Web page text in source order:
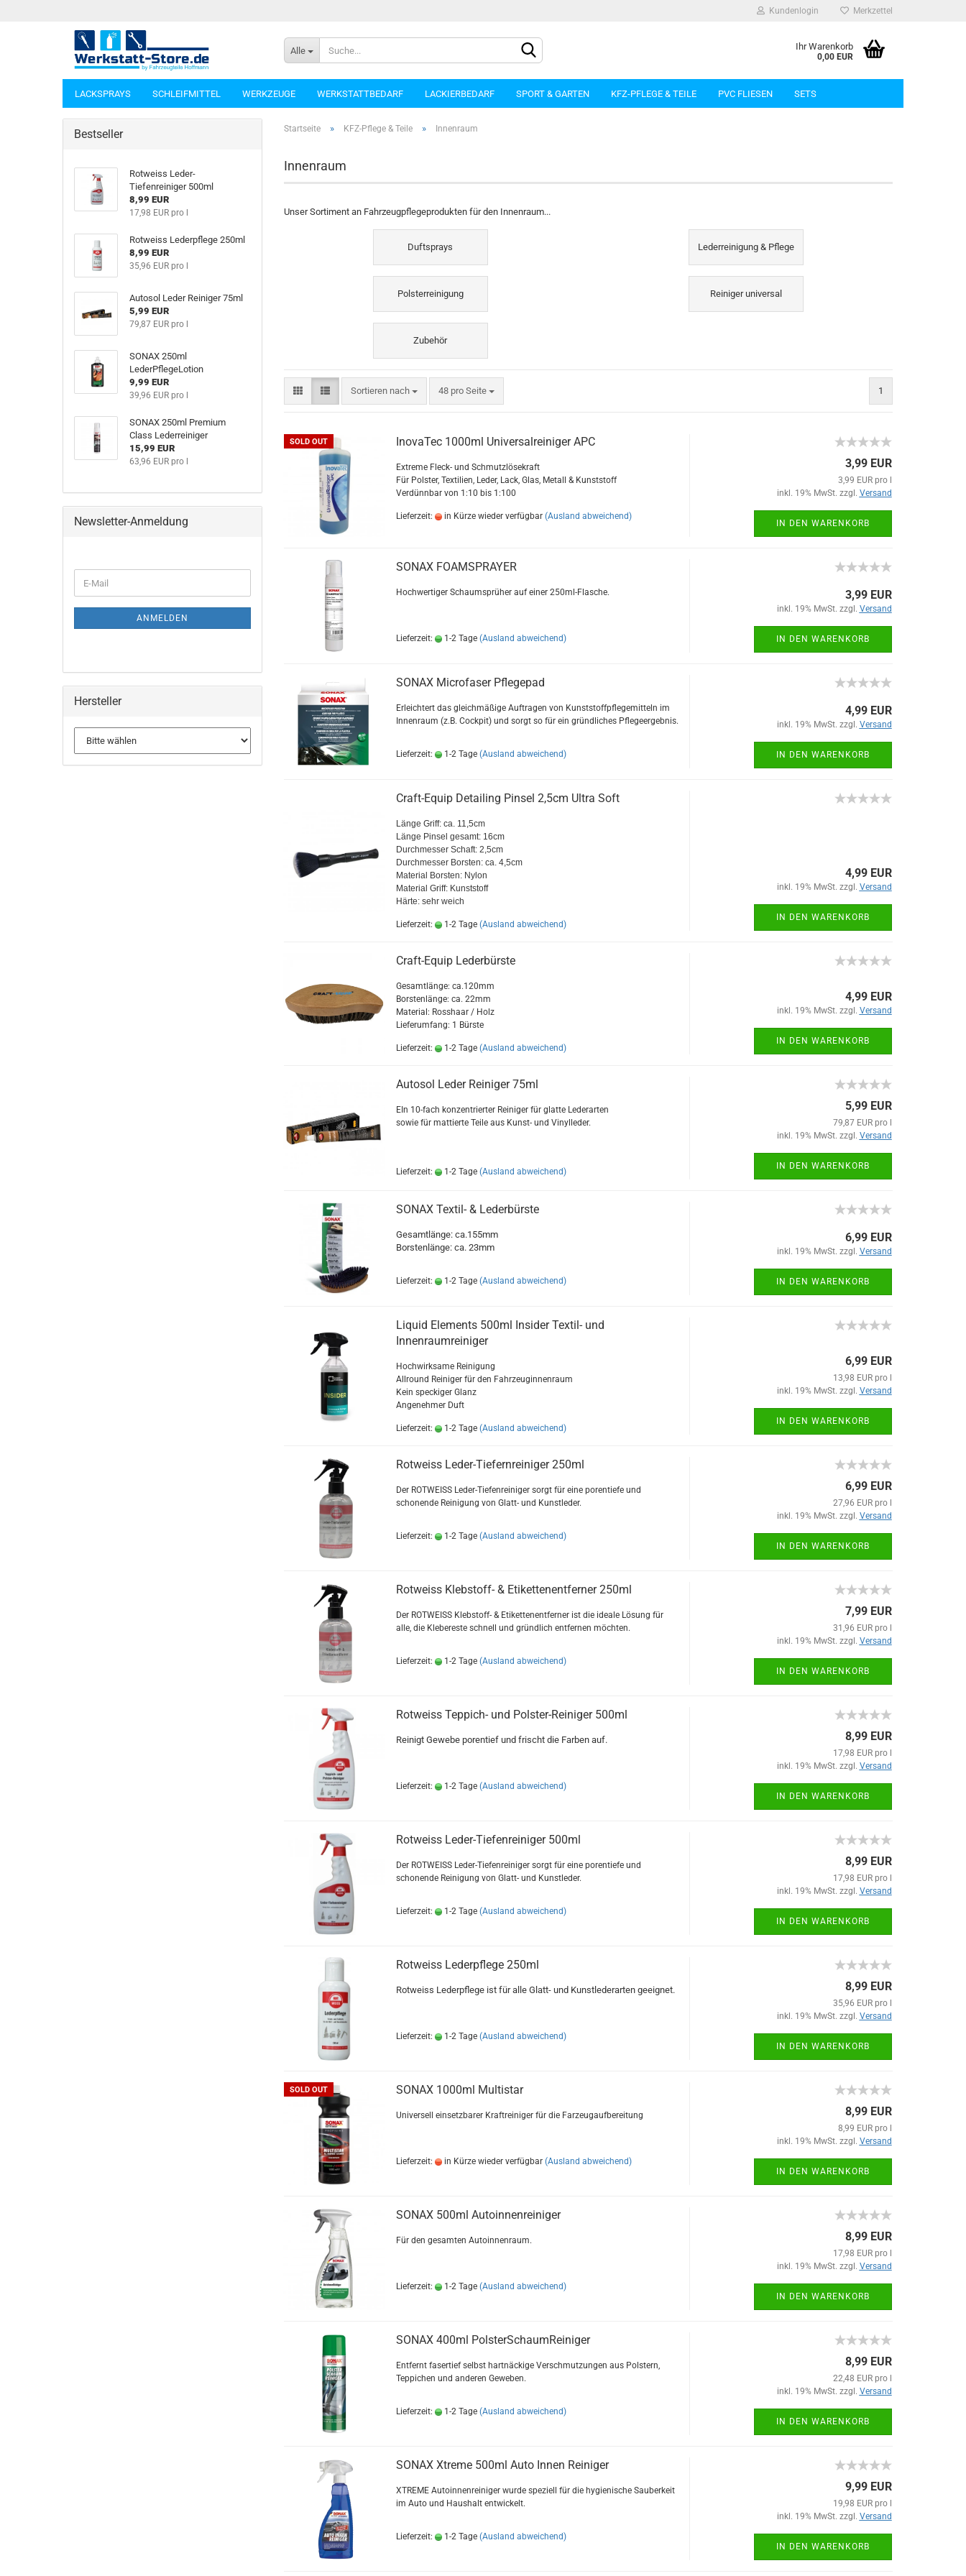
Kundenlogin
Passwort vergessen?
Merkzettel
Alle Ihr Warenkorb
0,00 EUR
LACKSPRAYS SCHLEIFMITTEL WERKZEUGE WERKSTATTBEDARF LACKIERBEDARF SPORT & GARTEN KFZ-PFLEGE & TEILE PVC FLIESEN SETS
Startseite » KFZ-Pflege & Teile » Innenraum
Innenraum
Unser Sortiment an Fahrzeugpflegeprodukten für den Innenraum...
Duftsprays Lederreinigung & Pflege
Polsterreinigung Reiniger universal
Zubehör
Sortieren nach 48 pro Seite 1
SOLD OUT InovaTec 1000ml Universalreiniger APC
Extreme Fleck- und Schmutzlösekraft
Für Polster, Textilien, Leder, Lack, Glas, Metall & Kunststoff
Verdünnbar von 1:10 bis 1:100
Lieferzeit: in Kürze wieder verfügbar (Ausland abweichend)
3,99 EUR
3,99 EUR pro l
inkl. 19% MwSt. zzgl. Versand
IN DEN WARENKORB
SONAX FOAMSPRAYER
Hochwertiger Schaumsprüher auf einer 250ml-Flasche.
Lieferzeit: 1-2 Tage (Ausland abweichend)
3,99 EUR
inkl. 19% MwSt. zzgl. Versand
IN DEN WARENKORB
SONAX Microfaser Pflegepad
Erleichtert das gleichmäßige Auftragen von Kunststoffpflegemitteln im
Innenraum (z.B. Cockpit) und sorgt so für ein gründliches Pflegeergebnis.
Lieferzeit: 1-2 Tage (Ausland abweichend)
4,99 EUR
inkl. 19% MwSt. zzgl. Versand
IN DEN WARENKORB
Craft-Equip Detailing Pinsel 2,5cm Ultra Soft
Länge Griff: ca. 11,5cm
Länge Pinsel gesamt: 16cm
Durchmesser Schaft: 2,5cm
Durchmesser Borsten: ca. 4,5cm
Material Borsten: Nylon
Material Griff: Kunststoff
Härte: sehr weich
Lieferzeit: 1-2 Tage (Ausland abweichend)
4,99 EUR
inkl. 19% MwSt. zzgl. Versand
IN DEN WARENKORB
Craft-Equip Lederbürste
Gesamtlänge: ca.120mm
Borstenlänge: ca. 22mm
Material: Rosshaar / Holz
Lieferumfang: 1 Bürste
Lieferzeit: 1-2 Tage (Ausland abweichend)
4,99 EUR
inkl. 19% MwSt. zzgl. Versand
IN DEN WARENKORB
Autosol Leder Reiniger 75ml
EIn 10-fach konzentrierter Reiniger für glatte Lederarten
sowie für mattierte Teile aus Kunst- und Vinylleder.
Lieferzeit: 1-2 Tage (Ausland abweichend)
5,99 EUR
79,87 EUR pro l
inkl. 19% MwSt. zzgl. Versand
IN DEN WARENKORB
SONAX Textil- & Lederbürste
Gesamtlänge: ca.155mm
Borstenlänge: ca. 23mm
Lieferzeit: 1-2 Tage (Ausland abweichend)
6,99 EUR
inkl. 19% MwSt. zzgl. Versand
IN DEN WARENKORB
Liquid Elements 500ml Insider Textil- und
Innenraumreiniger
Hochwirksame Reinigung
Allround Reiniger für den Fahrzeuginnenraum
Kein speckiger Glanz
Angenehmer Duft
Lieferzeit: 1-2 Tage (Ausland abweichend)
6,99 EUR
13,98 EUR pro l
inkl. 19% MwSt. zzgl. Versand
IN DEN WARENKORB
Rotweiss Leder-Tiefernreiniger 250ml
Der ROTWEISS Leder-Tiefenreiniger sorgt für eine porentiefe und
schonende Reinigung von Glatt- und Kunstleder.
Lieferzeit: 1-2 Tage (Ausland abweichend)
6,99 EUR
27,96 EUR pro l
inkl. 19% MwSt. zzgl. Versand
IN DEN WARENKORB
Rotweiss Klebstoff- & Etikettenentferner 250ml
Der ROTWEISS Klebstoff- & Etikettenentferner ist die ideale Lösung für
alle, die Klebereste schnell und gründlich entfernen möchten.
Lieferzeit: 1-2 Tage (Ausland abweichend)
7,99 EUR
31,96 EUR pro l
inkl. 19% MwSt. zzgl. Versand
IN DEN WARENKORB
Rotweiss Teppich- und Polster-Reiniger 500ml
Reinigt Gewebe porentief und frischt die Farben auf.
Lieferzeit: 1-2 Tage (Ausland abweichend)
8,99 EUR
17,98 EUR pro l
inkl. 19% MwSt. zzgl. Versand
IN DEN WARENKORB
Rotweiss Leder-Tiefenreiniger 500ml
Der ROTWEISS Leder-Tiefenreiniger sorgt für eine porentiefe und
schonende Reinigung von Glatt- und Kunstleder.
Lieferzeit: 1-2 Tage (Ausland abweichend)
8,99 EUR
17,98 EUR pro l
inkl. 19% MwSt. zzgl. Versand
IN DEN WARENKORB
Rotweiss Lederpflege 250ml
Rotweiss Lederpflege ist für alle Glatt- und Kunstlederarten geeignet.
Lieferzeit: 1-2 Tage (Ausland abweichend)
8,99 EUR
35,96 EUR pro l
inkl. 19% MwSt. zzgl. Versand
IN DEN WARENKORB
SOLD OUT SONAX 1000ml Multistar
Universell einsetzbarer Kraftreiniger für die Farzeugaufbereitung
Lieferzeit: in Kürze wieder verfügbar (Ausland abweichend)
8,99 EUR
8,99 EUR pro l
inkl. 19% MwSt. zzgl. Versand
IN DEN WARENKORB
SONAX 500ml Autoinnenreiniger
Für den gesamten Autoinnenraum.
Lieferzeit: 1-2 Tage (Ausland abweichend)
8,99 EUR
17,98 EUR pro l
inkl. 19% MwSt. zzgl. Versand
IN DEN WARENKORB
SONAX 400ml PolsterSchaumReiniger
Entfernt fasertief selbst hartnäckige Verschmutzungen aus Polstern,
Teppichen und anderen Geweben.
Lieferzeit: 1-2 Tage (Ausland abweichend)
8,99 EUR
22,48 EUR pro l
inkl. 19% MwSt. zzgl. Versand
IN DEN WARENKORB
SONAX Xtreme 500ml Auto Innen Reiniger
XTREME Autoinnenreiniger wurde speziell für die hygienische Sauberkeit
im Auto und Haushalt entwickelt.
Lieferzeit: 1-2 Tage (Ausland abweichend)
9,99 EUR
19,98 EUR pro l
inkl. 19% MwSt. zzgl. Versand
IN DEN WARENKORB
Bestseller
Rotweiss Leder-
Tiefenreiniger 500ml
8,99 EUR
17,98 EUR pro l
Rotweiss Lederpflege 250ml
8,99 EUR
35,96 EUR pro l
Autosol Leder Reiniger 75ml
5,99 EUR
79,87 EUR pro l
SONAX 250ml
LederPflegeLotion
9,99 EUR
39,96 EUR pro l
SONAX 250ml Premium
Class Lederreiniger
15,99 EUR
63,96 EUR pro l
Newsletter-Anmeldung
ANMELDEN
Hersteller